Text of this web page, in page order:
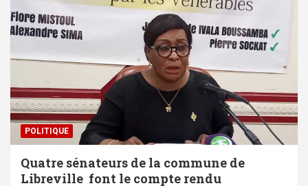
POLITIQUE
Quatre sénateurs de la commune de
Libreville font le compte rendu